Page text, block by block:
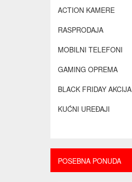
ACTION KAMERE
RASPRODAJA
MOBILNI TELEFONI
GAMING OPREMA
BLACK FRIDAY AKCIJA
KUĆNI UREĐAJI
POSEBNA PONUDA